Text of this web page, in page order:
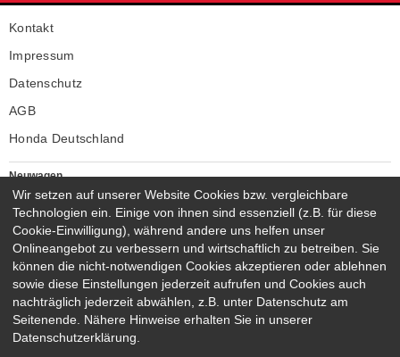
Kontakt
Impressum
Datenschutz
AGB
Honda Deutschland
Neuwagen
Honda Neuwagen
Gebrauchtwagen
Honda Gebrauchtwagen
Honda Vorführwagen
Gesamtbestand
NEUWAGENMODELLE
HONDA JAZZ E:HEV
HONDA CIVIC E:HEV
Wir setzen auf unserer Website Cookies bzw. vergleichbare
Technologien ein. Einige von ihnen sind essenziell (z.B. für diese
Cookie-Einwilligung), während andere uns helfen unser
Onlineangebot zu verbessern und wirtschaftlich zu betreiben. Sie
können die nicht-notwendigen Cookies akzeptieren oder ablehnen
sowie diese Einstellungen jederzeit aufrufen und Cookies auch
nachträglich jederzeit abwählen, z.B. unter Datenschutz am
Seitenende. Nähere Hinweise erhalten Sie in unserer
Datenschutzerklärung.